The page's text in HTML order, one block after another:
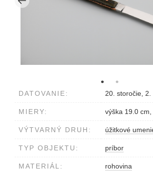
DATOVANIE: 20. storočie,
MIERY: výška 19.0
VÝTVARNÝ DRUH: úžitkové
TYP OBJEKTU: príbor
MATERIÁL:
rohovina